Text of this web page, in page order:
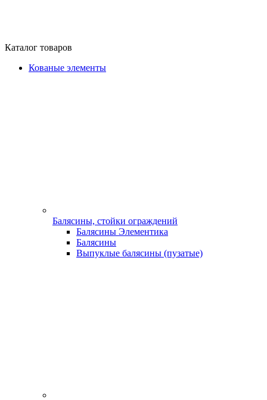
Каталог товаров
Кованые элементы
Балясины, стойки ограждений
Балясины Элементика
Балясины
Выпуклые балясины (пузатые)